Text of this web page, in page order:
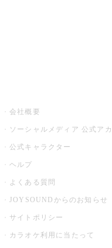
会社概要
ソーシャルメディア 公式ア
公式キャラクター
ヘルプ
よくある質問
JOYSOUNDからのお知らせ
サイトポリシー
カラオケ利用に当たって